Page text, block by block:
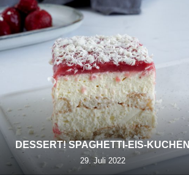
DESSERT! SPAGHETTI-EIS-KUCHEN
29. Juli 2022